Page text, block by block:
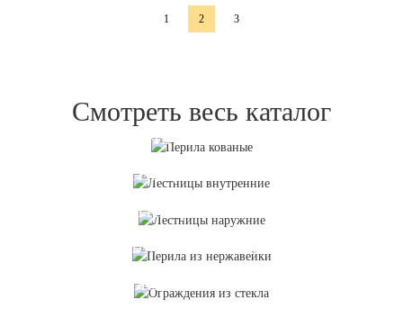
1 2 3
Смотреть весь каталог
ПЕРИЛА КОВАНЫЕ
ЛЕСТНИЦЫ ВНУТРЕННИЕ
ЛЕСТНИЦЫ НАРУЖНИЕ
ПЕРИЛА ИЗ НЕРЖАВЕЙКИ
ОГРАЖДЕНИЯ ИЗ СТЕКЛА